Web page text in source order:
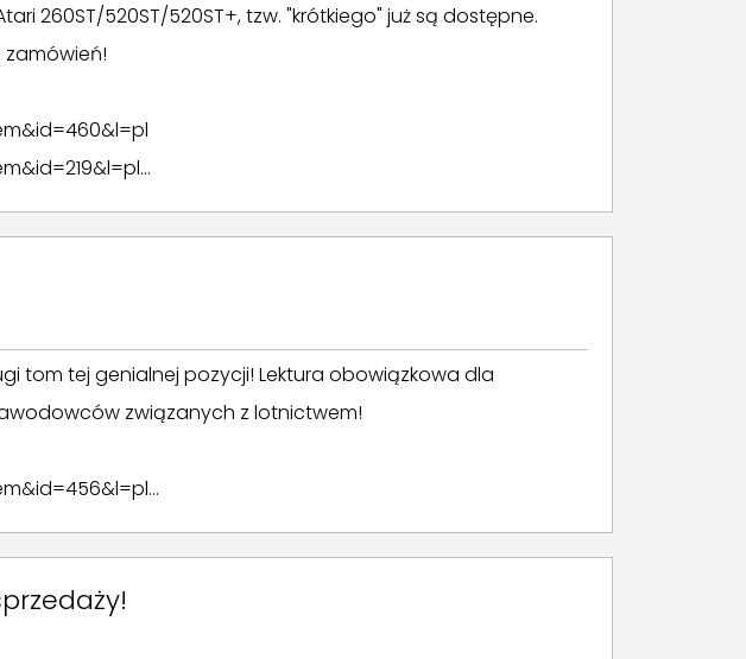
260ST/520ST/520ST+, tzw. "krótkiego" już są dostępne.
zamówień!
tom tej genialnej pozycji! Lektura obowiązkowa dla
związanych z lotnictwem!